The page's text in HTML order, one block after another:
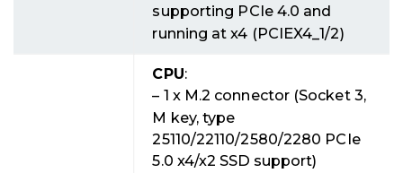
supporting PCIe 4.0 and
running at x4 (PCIEX4_1/2)
CPU:
– 1 x M.2 connector (Socket 3,
M key, type
25110/22110/2580/2280 PCIe
5.0 x4/x2 SSD support)